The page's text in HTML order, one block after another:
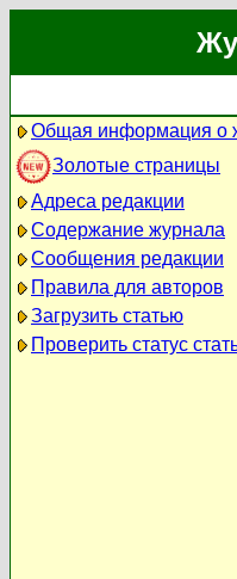
Общая информация о
Золотые страницы
Адреса редакции
Содержание журнала
Сообщения редакции
Правила для авторов
Загрузить статью
Проверить статус